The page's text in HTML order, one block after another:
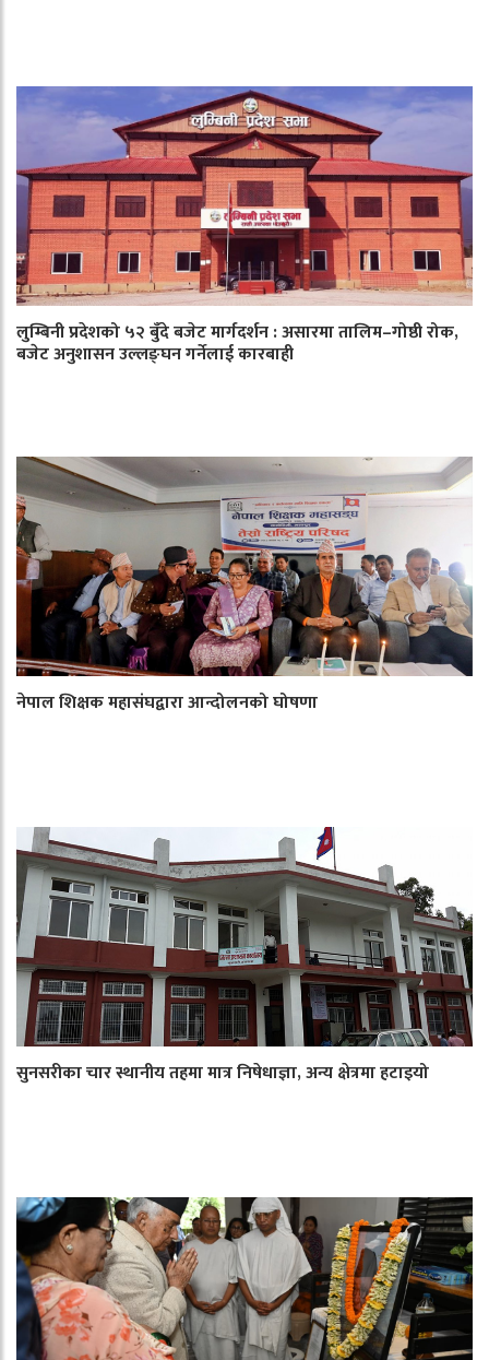
लुम्बिनी प्रदेशको ५२ बुँदे बजेट मार्गदर्शन : असारमा तालिम–गोष्ठी रोक,
बजेट अनुशासन उल्लङ्घन गर्नेलाई कारबाही
नेपाल शिक्षक महासंघद्वारा आन्दोलनको घोषणा
सुनसरीका चार स्थानीय तहमा मात्र निषेधाज्ञा, अन्य क्षेत्रमा हटाइयो